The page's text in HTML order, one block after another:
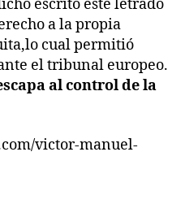
escrito este letrado
a la propia
cual permitió
el tribunal europeo.
al control de la
victor-manuel-